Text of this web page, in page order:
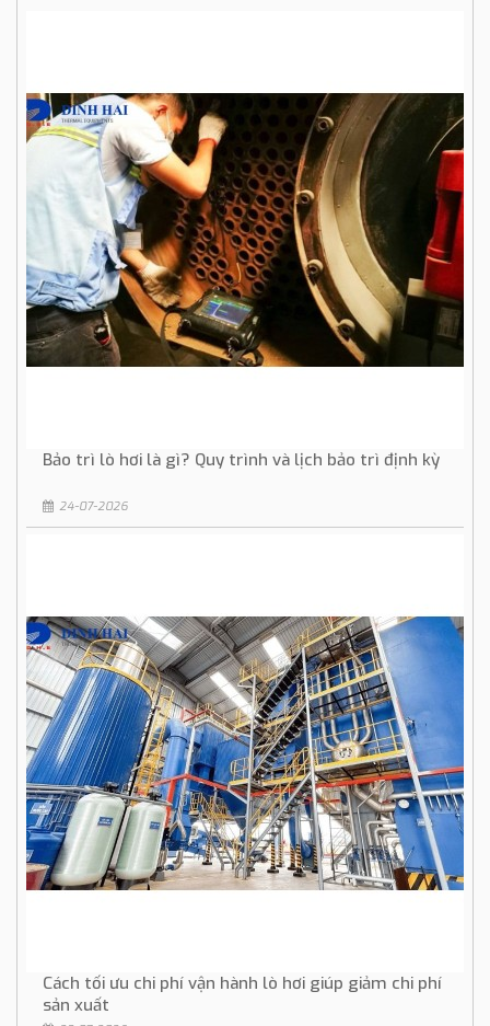
Bảo trì lò hơi là gì? Quy trình và lịch bảo trì định kỳ
24-07-2026
Cách tối ưu chi phí vận hành lò hơi giúp giảm chi phí
sản xuất